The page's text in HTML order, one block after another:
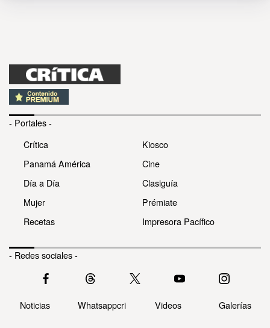
- Portales -
Crítica
Panamá América
Día a Día
Mujer
Recetas
Kiosco
Cine
Clasiguía
Prémiate
Impresora Pacífico
- Redes sociales -
Noticias Whatsappcri Videos Galerías